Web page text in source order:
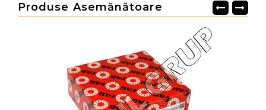
Produse Asemănătoare